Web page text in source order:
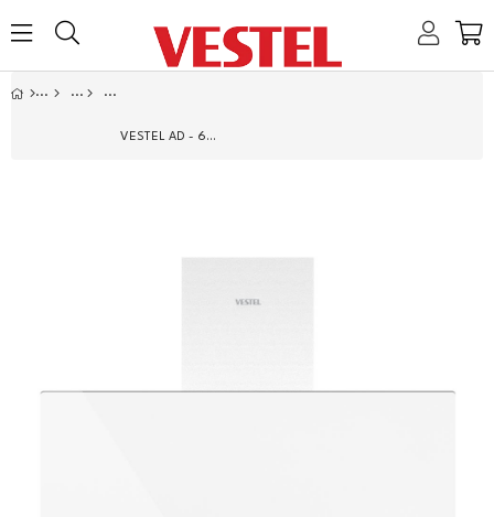
Home
Link
VESTEL AD - 63330 B ANKASTRE DAVLUMBAZ BEYAZ